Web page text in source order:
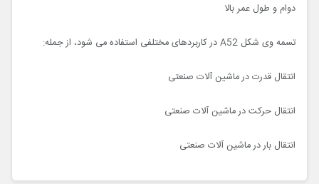
دوام و طول عمر بالا
تسمه وی شکل A52 در کاربردهای مختلفی استفاده می شود، از جمله:
انتقال قدرت در ماشین آلات صنعتی
انتقال حرکت در ماشین آلات صنعتی
انتقال بار در ماشین آلات صنعتی